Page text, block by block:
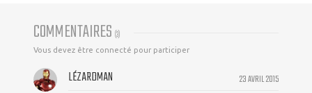
COMMENTAIRES (3)
Vous devez être connecté pour participer
23 AVRIL 2015
LÉZARDMAN